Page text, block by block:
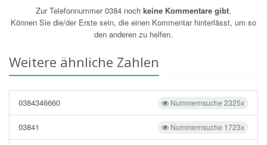
Zur Telefonnummer 0384 noch keine Kommentare gibt.
Können Sie die/der Erste sein, die einen Kommentar hinterlässt, um so
den anderen zu helfen.
Weitere ähnliche Zahlen
Nummernsuche 2325x
0384346660
Nummernsuche 1723x
03841